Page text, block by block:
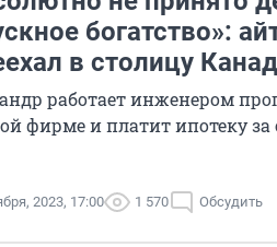
богатство»:
в столицу
работает инженером
фирме и платит ипотеку
2023, 17:00 1 570 Обсудить